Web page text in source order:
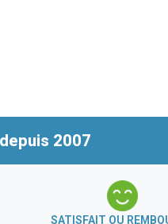
2007
SATISFAIT OU